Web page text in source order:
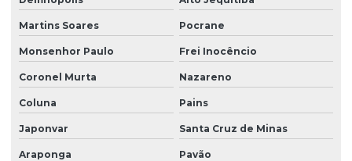
Martins Soares Pocrane
Monsenhor Paulo Frei Inocêncio
Coronel Murta Nazareno
Coluna Pains
Japonvar Santa Cruz de Minas
Araponga Pavão